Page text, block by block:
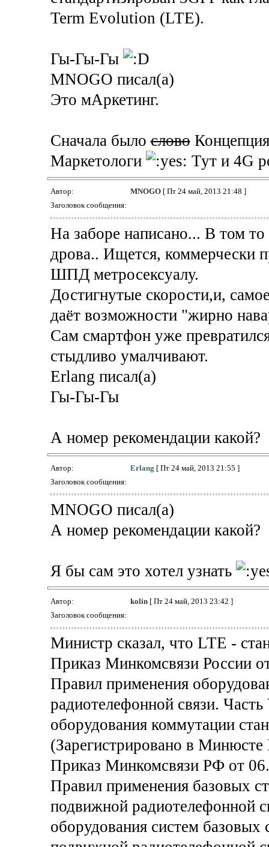
Term Evolution (LTE).
Гы-Гы-Гы
MNOGO писал(а)
Это мАркетинг.
Сначала былослово
Маркетологи
Тут и 4G
Автор: MNOGO[ Пт 24 май, 2013 21:48 ]
Заголовок сообщения:
На заборе написано... В том
дрова.. Ищется, коммерчески
ШПД метросексуалу.
Достигнутые скорости,и,
даёт возможности "жирно
Сам смартфон уже
стыдливо умалчивают.
Erlang писал(а)
Гы-Гы-Гы
А номер рекомендации какой?
Автор: Erlang [ Пт 24 май, 2013 21:55 ]
Заголовок сообщения:
MNOGO писал(а)
А номер рекомендации какой?
Я бы сам это хотел узнать
Автор: kolin[ Пт 24 май, 2013 23:42 ]
Заголовок сообщения:
Министр сказал, что LTE -
Приказ Минкомсвязи России
Правил применения
радиотелефонной связи.
оборудования коммутации
(Зарегистрировано в
Приказ Минкомсвязи РФ от
Правил применения базовых
подвижной радиотелефонной
оборудования систем базовых